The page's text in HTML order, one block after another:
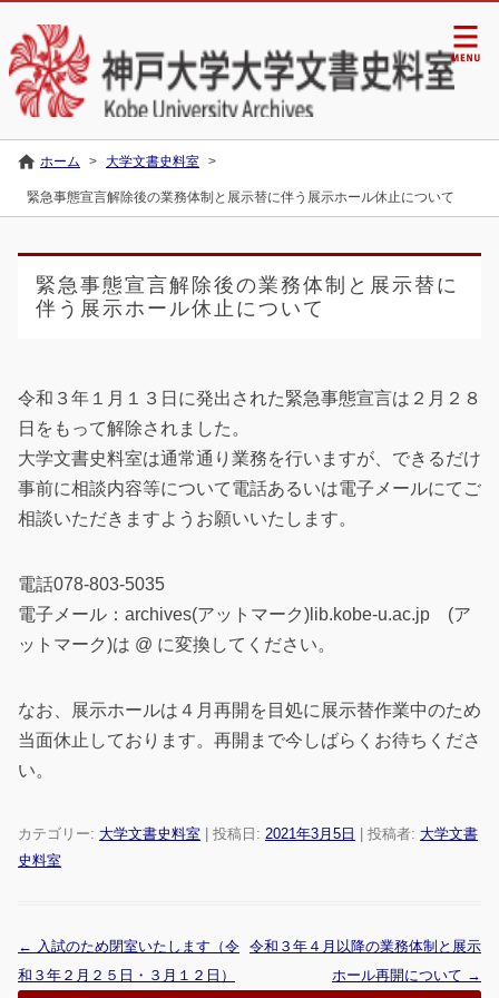
ホーム > 大学文書史料室 >
緊急事態宣言解除後の業務体制と展示替に伴う展示ホール休止について
緊急事態宣言解除後の業務体制と展示替に
伴う展示ホール休止について
令和３年１月１３日に発出された緊急事態宣言は２月２８
日をもって解除されました。
大学文書史料室は通常通り業務を行いますが、できるだけ
事前に相談内容等について電話あるいは電子メールにてご
相談いただきますようお願いいたします。
電話078-803-5035
電子メール：archives(アットマーク)lib.kobe-u.ac.jp (ア
ットマーク)は @ に変換してください。
なお、展示ホールは４月再開を目処に展示替作業中のため
当面休止しております。再開まで今しばらくお待ちくださ
い。
カテゴリー: 大学文書史料室 | 投稿日: 2021年3月5日 投稿者: 大学文書
史料室
投稿ナビゲーション
← 入試のため閉室いたします（令
和３年２月２５日・３月１２日）
令和３年４月以降の業務体制と展示
ホール再開について →